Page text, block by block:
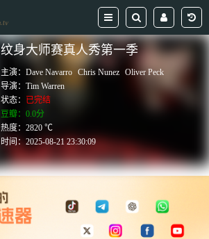
纹身大师赛真人秀第一季
主演：Dave Navarro Chris Nunez Oliver Peck
导演：Tim Warren
状态： 已完结
豆瓣：0.0分
热度：2820 ℃
时间：2025-08-21 23:30:09